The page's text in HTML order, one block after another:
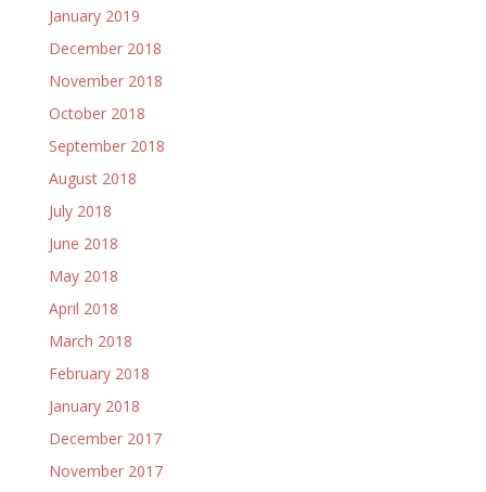
January 2019
December 2018
November 2018
October 2018
September 2018
August 2018
July 2018
June 2018
May 2018
April 2018
March 2018
February 2018
January 2018
December 2017
November 2017